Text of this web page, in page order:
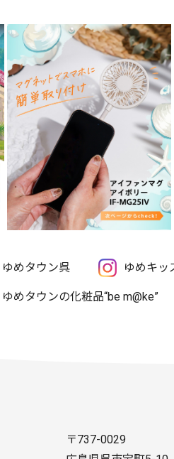
ゆめタウン呉 ゆめキッ
ゆめタウンの化粧品“be m@ke”
〒737-0029